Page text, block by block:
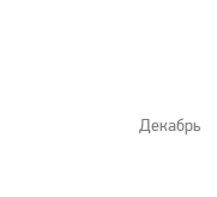
Декабрь